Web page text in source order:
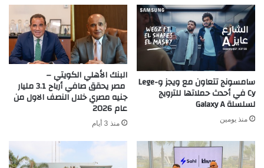
البادل
للقطاع
المصرفى
سامسونج تتعاون مع ويجز وLege-
Cy في أحدث حملاتها للترويج
لسلسلة Galaxy A
منذ يومين
البنك الأهلي الكويتي –
مصر يحقق صافي أرباح 3.1 مليار
جنيه مصري خلال النصف الاول من
عام 2026
منذ 3 أيام